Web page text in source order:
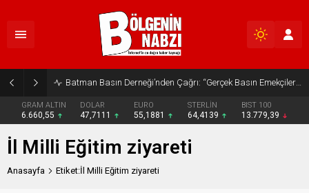
Batman Basın Derneği’nden Çağrı: “Gerçek Basın Emekçileri Desteklenmeli”
GRAM ALTIN
6.660,55
DOLAR
47,7111
EURO
55,1881
STERLİN
64,4139
BIST 100
13.779,39
İl Milli Eğitim ziyareti
Anasayfa Etiket:İl Milli Eğitim ziyareti